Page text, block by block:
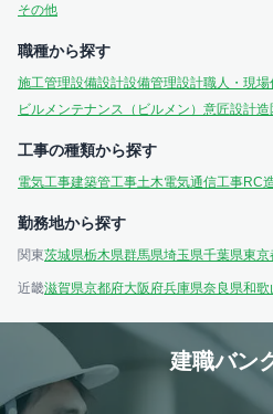
その他
職種から探す
施工管理設備設計設備管理設計職人・現場
ビルメンテナンス（ビルメン） 意匠設計造
工事の種類から探す
電気工事建築管工事土木電気通信工事RC
勤務地から探す
関東茨城県栃木県群馬県埼玉県千葉県東京
近畿滋賀県京都府大阪府兵庫県奈良県和歌
建職バン